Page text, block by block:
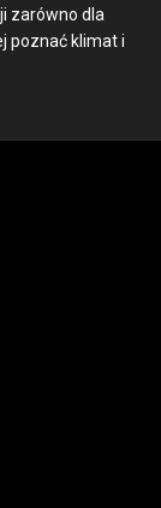
zarówno dla
poznać klimat i